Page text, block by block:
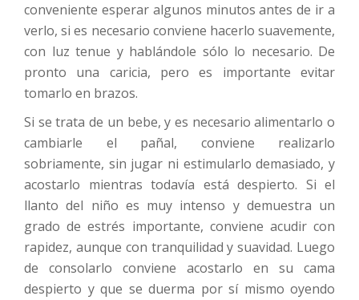
conveniente esperar algunos minutos antes de ir a
verlo, si es necesario conviene hacerlo suavemente,
con luz tenue y hablándole sólo lo necesario. De
pronto una caricia, pero es importante evitar
tomarlo en brazos.
Si se trata de un bebe, y es necesario alimentarlo o
cambiarle el pañal, conviene realizarlo
sobriamente, sin jugar ni estimularlo demasiado, y
acostarlo mientras todavía está despierto. Si el
llanto del niño es muy intenso y demuestra un
grado de estrés importante, conviene acudir con
rapidez, aunque con tranquilidad y suavidad. Luego
de consolarlo conviene acostarlo en su cama
despierto y que se duerma por sí mismo oyendo